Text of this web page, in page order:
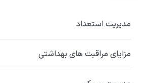
مدیریت استعداد
مزایای مراقبت های بهداشتی